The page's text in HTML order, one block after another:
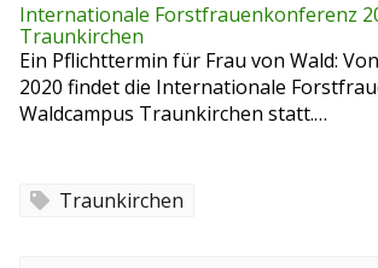
Internationale Forstfrauenkonferenz
Traunkirchen
Ein Pflichttermin für Frau von Wald:
2020 findet die Internationale
Waldcampus Traunkirchen statt.…
Traunkirchen